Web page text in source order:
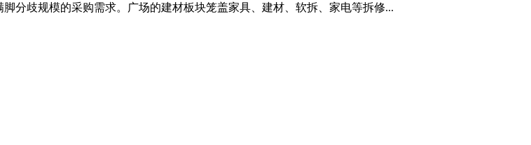
分歧规模的采购需求。广场的建材板块笼盖家具、建材、软拆、家电等拆修...